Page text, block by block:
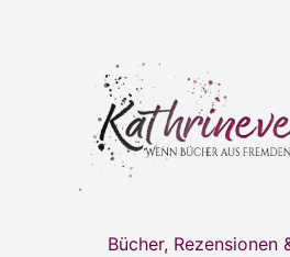
Bücher, Rezensionen